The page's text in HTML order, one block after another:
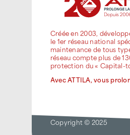
Créée en 2003,
le 1er réseau national
maintenance de tous
réseau compte plus de
protection du « Capital-
Avec ATTILA, vous
Copyright © 2025